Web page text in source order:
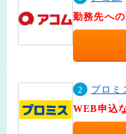
勤務先への
2
プロミ
WEB申込